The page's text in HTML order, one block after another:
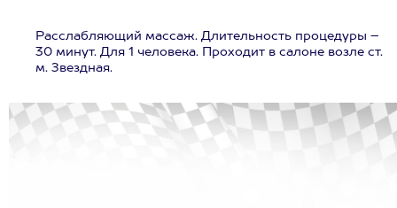
Расслабляющий массаж. Длительность процедуры –
30 минут. Для 1 человека. Проходит в салоне возле ст.
м. Звездная.